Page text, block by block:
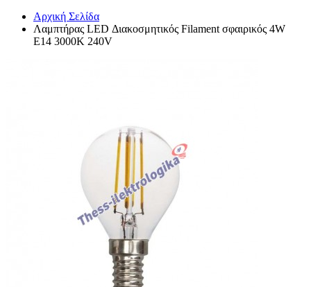
Αρχική Σελίδα
Λαμπτήρας LED Διακοσμητικός Filament σφαιρικός 4W
E14 3000K 240V